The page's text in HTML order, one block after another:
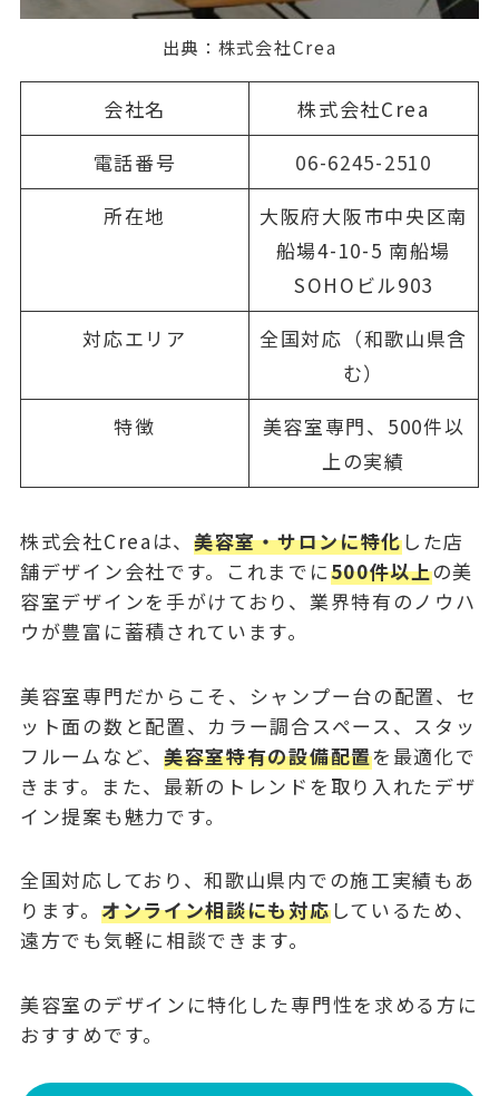
出典： 株式会社Crea
会社名
株式会社Crea
電話番号
06-6245-2510
所在地
大阪府大阪市中央区南
船場4-10-5 南船場
SOHOビル903
対応エリア
全国対応（和歌山県含
む）
特徴
美容室専門、500件以
上の実績
株式会社Creaは、 美容室・サロンに特化した店
舗デザイン会社です。これまでに500件以上の美
容室デザインを手がけており、業界特有のノウハ
ウが豊富に蓄積されています。
美容室専門だからこそ、シャンプー台の配置、セ
ット面の数と配置、カラー調合スペース、スタッ
フルームなど、 美容室特有の設備配置を最適化で
きます。また、最新のトレンドを取り入れたデザ
イン提案も魅力です。
全国対応しており、和歌山県内での施工実績もあ
ります。 オンライン相談にも対応しているため、
遠方でも気軽に相談できます。
美容室のデザインに特化した専門性を求める方に
おすすめです。